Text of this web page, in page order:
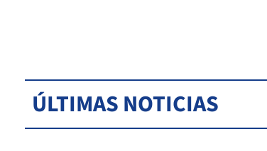
ÚLTIMAS NOTICIAS